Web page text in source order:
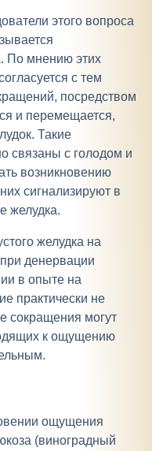
этого вопроса
По мнению этих
с тем
посредством
и перемещается,
Такие
связаны с голодом и
возникновению
сигнализируют в
желудка.
желудка на
денервации
в опыте на
практически не
сокращения могут
к ощущению
ощущения
(виноградный